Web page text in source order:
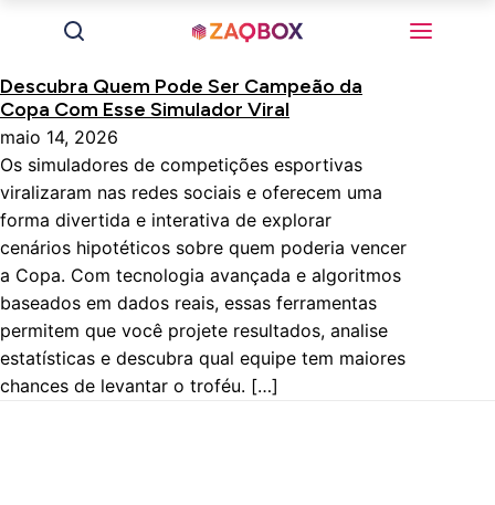
Descubra Quem Pode Ser Campeão da
Copa Com Esse Simulador Viral
maio 14, 2026
Os simuladores de competições esportivas
viralizaram nas redes sociais e oferecem uma
forma divertida e interativa de explorar
cenários hipotéticos sobre quem poderia vencer
a Copa. Com tecnologia avançada e algoritmos
baseados em dados reais, essas ferramentas
permitem que você projete resultados, analise
estatísticas e descubra qual equipe tem maiores
chances de levantar o troféu. […]